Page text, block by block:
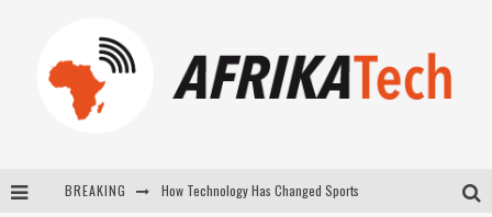
BREAKING